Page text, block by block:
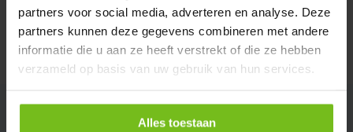
partners voor social media, adverteren en analyse. Deze
partners kunnen deze gegevens combineren met andere
informatie die u aan ze heeft verstrekt of die ze hebben
verzameld op basis van uw gebruik van hun services.
Alles toestaan
Partager